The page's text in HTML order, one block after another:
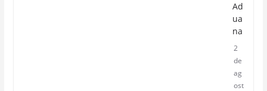
Ad
ua
na
2
de
ag
ost